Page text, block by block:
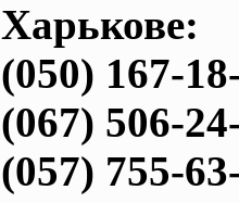
Харькове:
(050) 167-
(067) 506-
(057) 755-